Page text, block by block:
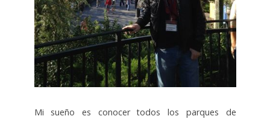
Mi sueño es conocer todos los parques de